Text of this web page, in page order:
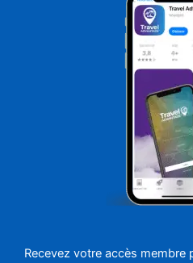
Recevez votre accès membre